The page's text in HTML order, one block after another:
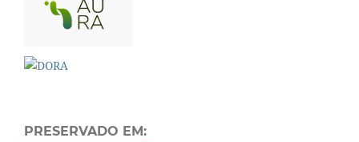
PRESERVADO EM: